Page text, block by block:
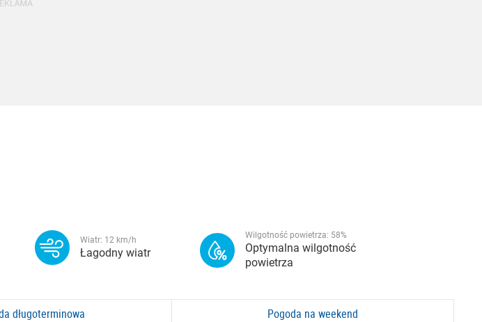
Wiatr: 12 km/h
Łagodny wiatr
Wilgotność powietrza: 58%
Optymalna wilgotność
powietrza
długoterminowa Pogoda na weekend